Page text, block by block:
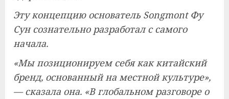
Эту концепцию основатель Songmont Фу
Сун сознательно разработал с самого
начала.
«Мы позиционируем себя как китайский
бренд, основанный на местной культуре»,
— сказала она. «В глобальном разговоре о